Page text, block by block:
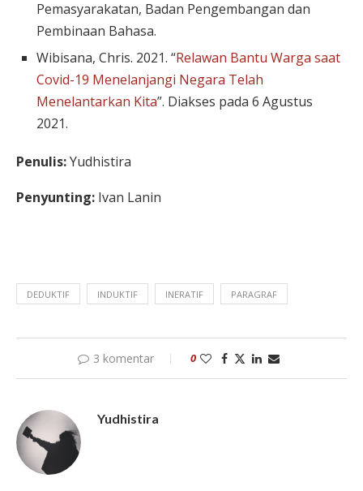
Pemasyarakatan, Badan Pengembangan dan
Pembinaan Bahasa.
Wibisana, Chris. 2021. “Relawan Bantu Warga saat
Covid-19 Menelanjangi Negara Telah
Menelantarkan Kita”. Diakses pada 6 Agustus
2021.
Penulis:Yudhistira
Penyunting: Ivan Lanin
DEDUKTIF INDUKTIF INERATIF PARAGRAF
3 komentar 0
Yudhistira